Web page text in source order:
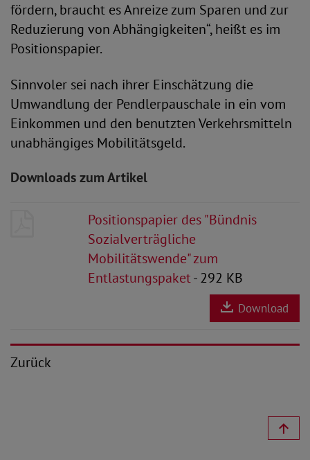
fördern, braucht es Anreize zum Sparen und zur
Reduzierung von Abhängigkeiten“, heißt es im
Positionspapier.
Sinnvoler sei nach ihrer Einschätzung die
Umwandlung der Pendlerpauschale in ein vom
Einkommen und den benutzten Verkehrsmitteln
unabhängiges Mobilitätsgeld.
Downloads zum Artikel
Positionspapier des "Bündnis
Sozialverträgliche
Mobilitätswende" zum
Entlastungspaket- 292 KB
Download
Zurück